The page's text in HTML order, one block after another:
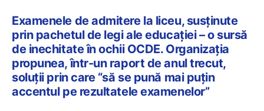
Examenele de admitere la liceu, susținute
prin pachetul de legi ale educației – o sursă
de inechitate în ochii OCDE. Organizația
propunea, într-un raport de anul trecut,
soluții prin care “să se pună mai puțin
accentul pe rezultatele examenelor”